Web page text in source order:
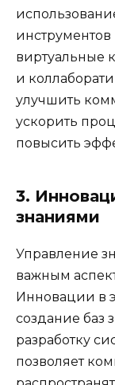
инструментов
виртуальные
и
улучшить
ускорить
повысить
3.
знаниями
Управление
важным
Инновации в
создание баз
разработку
позволяет